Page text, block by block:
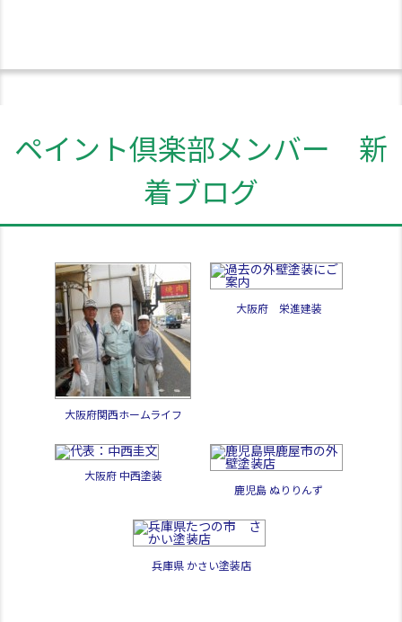
ペイント倶楽部メンバー 新
着ブログ
大阪府関西ホームライフ
大阪府 栄進建装
大阪府 中西塗装
鹿児島 ぬりりんず
兵庫県 かさい塗装店